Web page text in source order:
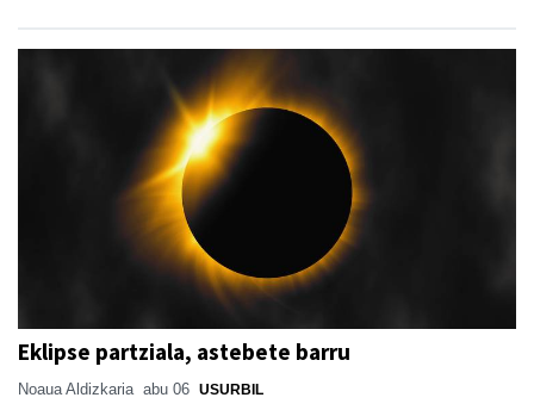
Eklipse partziala, astebete barru
Noaua Aldizkaria abu 06 USURBIL